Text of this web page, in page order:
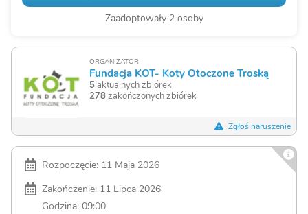
Zaadoptowały 2 osoby
ORGANIZATOR
Fundacja KOT- Koty Otoczone Troską
5aktualnych zbiórek
278zakończonych zbiórek
Zgłoś naruszenie
Rozpoczęcie: 11 Maja 2026
Zakończenie: 11 Lipca 2026
Godzina: 09:00